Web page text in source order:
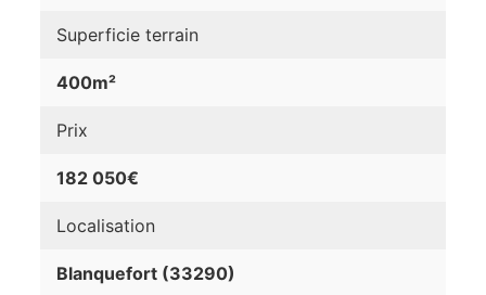
Superficie terrain
400m²
Prix
182 050€
Localisation
Blanquefort (33290)